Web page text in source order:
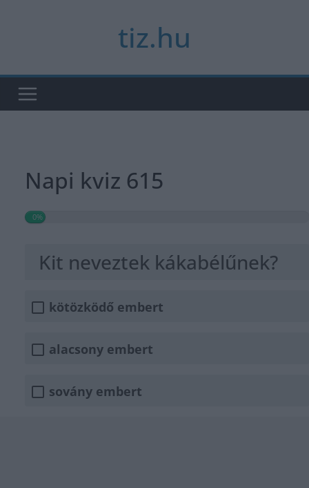
tiz.hu
Napi kviz 615
0%
Kit neveztek kákabélűnek?
kötözködő embert
alacsony embert
sovány embert